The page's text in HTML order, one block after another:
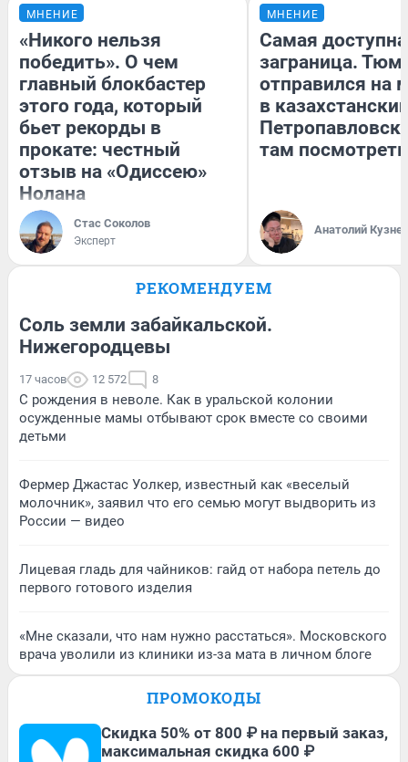
МНЕНИЕ
«Никого нельзя
победить». О чем
главный блокбастер
этого года, который
бьет рекорды в
прокате: честный
отзыв на «Одиссею»
Нолана
Стас Соколов
Эксперт
МНЕНИЕ
Самая
заграница.
отправился на
в
там посмотреть
Анатолий
РЕКОМЕНДУЕМ
Соль земли забайкальской.
Нижегородцевы
17 часов 12 572 8
С рождения в неволе. Как в уральской колонии
осужденные мамы отбывают срок вместе со своими
детьми
Фермер Джастас Уолкер, известный как «веселый
молочник», заявил что его семью могут выдворить из
России — видео
Лицевая гладь для чайников: гайд от набора петель до
первого готового изделия
«Мне сказали, что нам нужно расстаться». Московского
врача уволили из клиники из-за мата в личном блоге
ПРОМОКОДЫ
Скидка 50% от 800 ₽ на первый заказ,
максимальная скидка 600 ₽